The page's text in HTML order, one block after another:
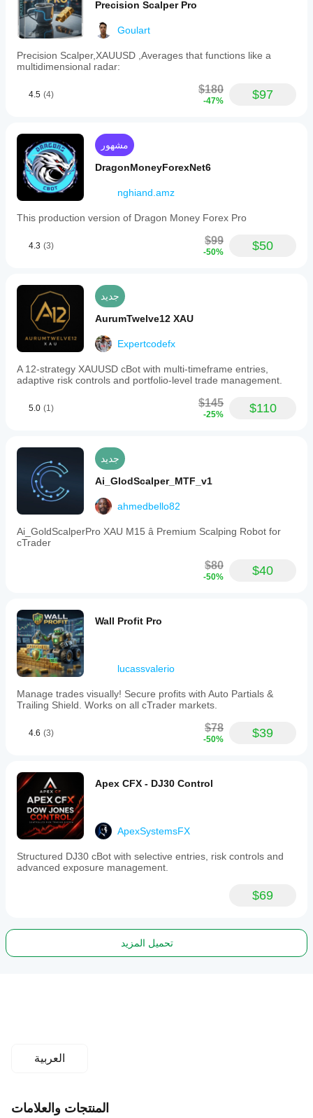
Precision Scalper Pro
Goulart
Precision Scalper,XAUUSD ,Averages that functions like a
multidimensional radar:
4.5 (4) $180
-47% $97
مشهور
DragonMoneyForexNet6
nghiand.amz
This production version of Dragon Money Forex Pro
4.3 (3) $99
-50% $50
جديد
AurumTwelve12 XAU
Expertcodefx
A 12-strategy XAUUSD cBot with multi-timeframe entries,
adaptive risk controls and portfolio-level trade management.
5.0 (1) $145
-25% $110
جديد
Ai_GlodScalper_MTF_v1
ahmedbello82
Ai_GoldScalperPro XAU M15 â Premium Scalping Robot for
cTrader
$80
-50% $40
Wall Profit Pro
lucassvalerio
Manage trades visually! Secure profits with Auto Partials &
Trailing Shield. Works on all cTrader markets.
4.6 (3) $78
-50% $39
Apex CFX - DJ30 Control
ApexSystemsFX
Structured DJ30 cBot with selective entries, risk controls and
advanced exposure management.
$69
تحميل المزيد
العربية
المنتجات والعلامات